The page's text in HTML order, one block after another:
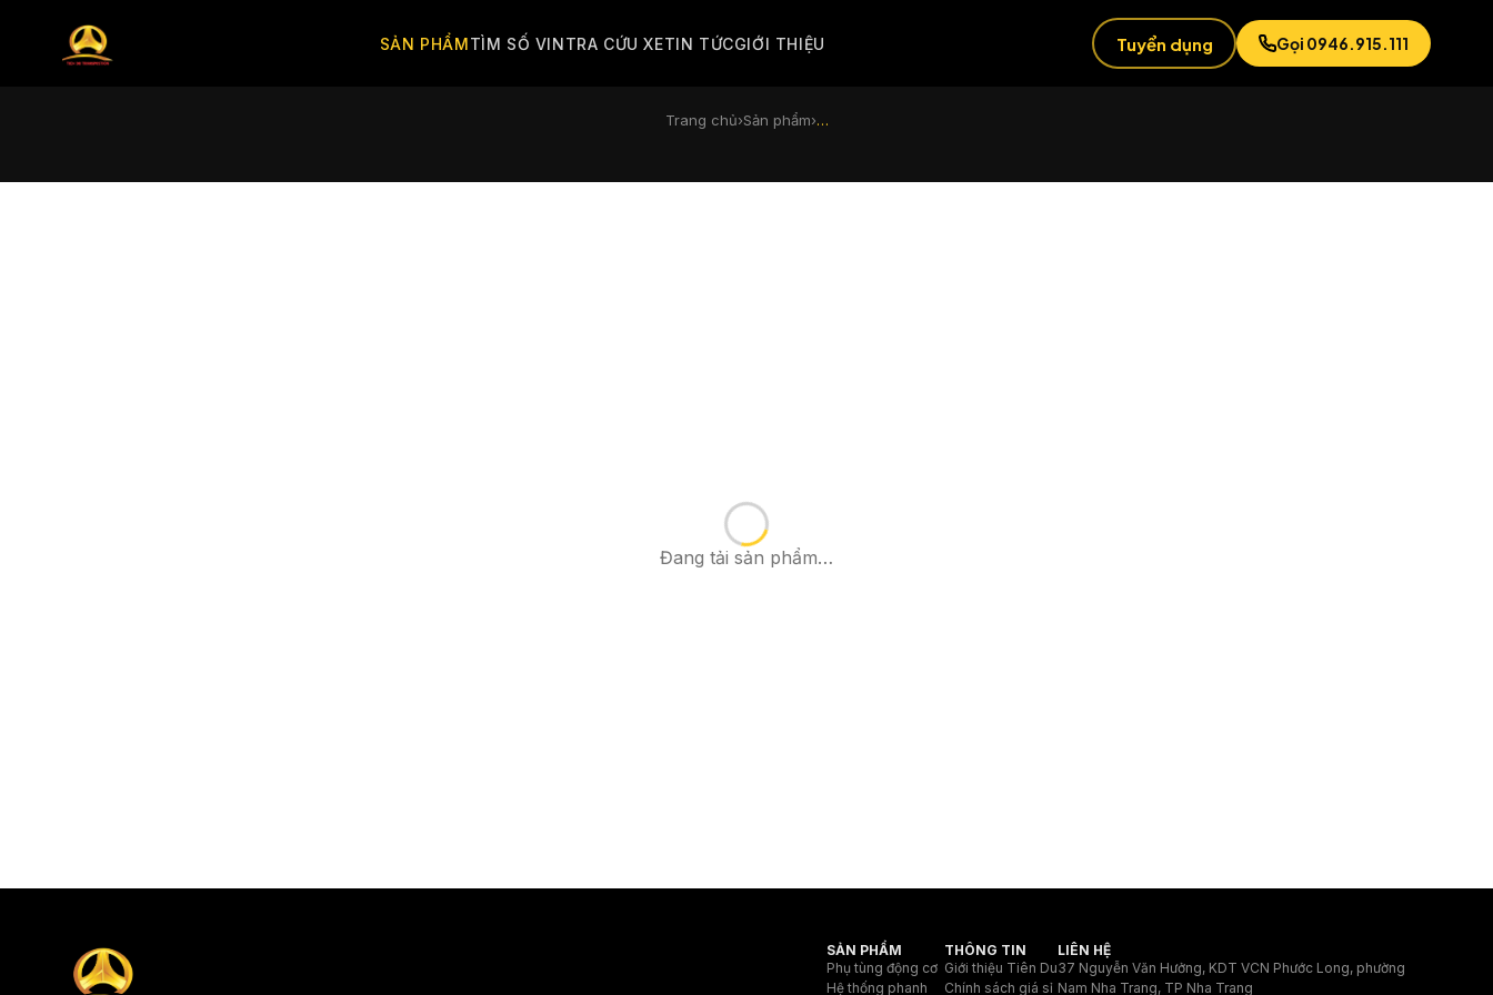
SẢN PHẨMTÌM SỐ VINTRA CỨU XETIN TỨCGIỚI THIỆU Tuyển dụng Gọi 0946.915.111
Trang chủ›Sản phẩm›…
Đang tải sản phẩm…
SẢN PHẨM
Phụ tùng động cơ
Hệ thống phanh
THÔNG TIN
Giới thiệu Tiên Du
Chính sách giá sỉ
LIÊN HỆ
37 Nguyễn Văn Hưởng, KDT VCN Phước Long, phường
Nam Nha Trang, TP Nha Trang